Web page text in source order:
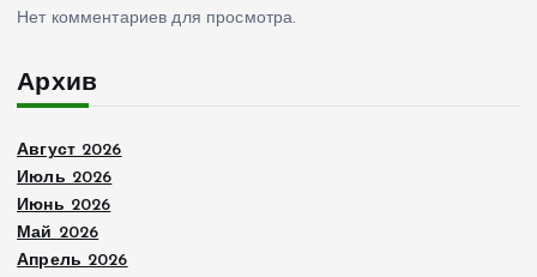
Нет комментариев для просмотра.
Архив
Август 2026
Июль 2026
Июнь 2026
Май 2026
Апрель 2026